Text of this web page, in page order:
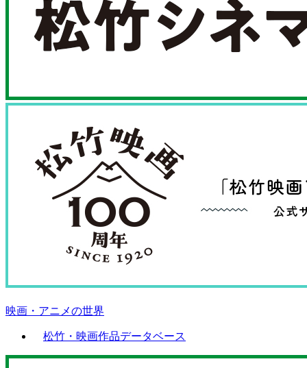
映画・アニメの世界
松竹・映画作品データベース